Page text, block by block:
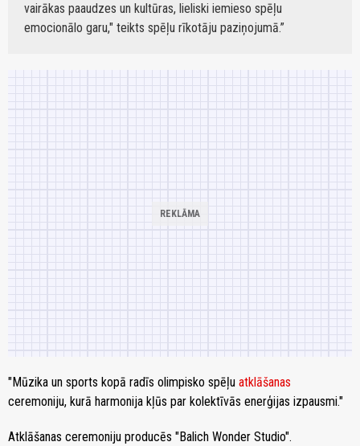
vairākas paaudzes un kultūras, lieliski iemieso spēļu
emocionālo garu," teikts spēļu rīkotāju paziņojumā.
"Mūzika un sports kopā radīs olimpisko spēļu atklāšanas
ceremoniju, kurā harmonija kļūs par kolektīvās enerģijas izpausmi."
Atklāšanas ceremoniju producēs "Balich Wonder Studio".